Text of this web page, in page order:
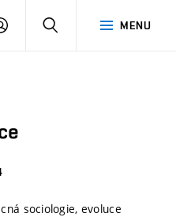
MENU
PŘIHLÁSIT
sociologie, evoluce